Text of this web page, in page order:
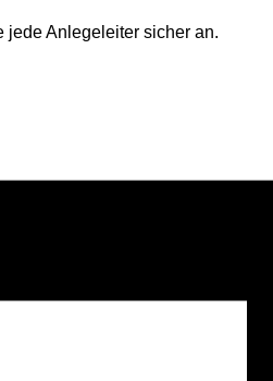
jede Anlegeleiter sicher an.